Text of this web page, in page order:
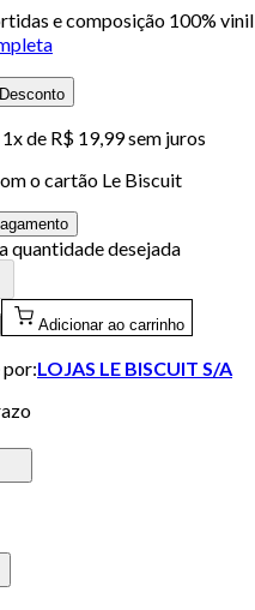
e composição 100% vinil
Desconto
de R$ 19,99sem juros
o cartão Le Biscuit
quantidade desejada
Adicionar ao carrinho
por:LOJAS LE BISCUIT S/A